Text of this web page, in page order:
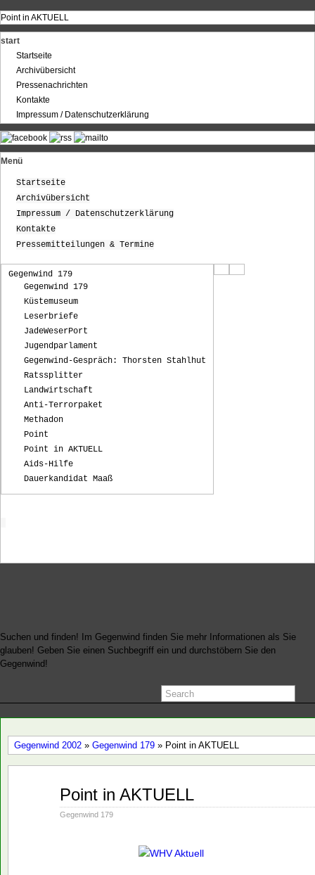
Point in AKTUELL
start
Startseite
Archivübersicht
Pressenachrichten
Kontakte
Impressum / Datenschutzerklärung
Menü
Startseite
Archivübersicht
Impressum / Datenschutzerklärung
Kontakte
Pressemitteilungen & Termine
Gegenwind 179
Gegenwind 179
Küstemuseum
Leserbriefe
JadeWeserPort
Jugendparlament
Gegenwind-Gespräch: Thorsten Stahlhut
Ratssplitter
Landwirtschaft
Anti-Terrorpaket
Methadon
Point
Point in AKTUELL
Aids-Hilfe
Dauerkandidat Maaß
Suchen und finden! Im Gegenwind finden Sie mehr Informationen als Sie
glauben! Geben Sie einen Suchbegriff ein und durchstöbern Sie den
Gegenwind!
Gegenwind 2002 » Gegenwind 179 » Point in AKTUELL
Point in AKTUELL
Gegenwind 179